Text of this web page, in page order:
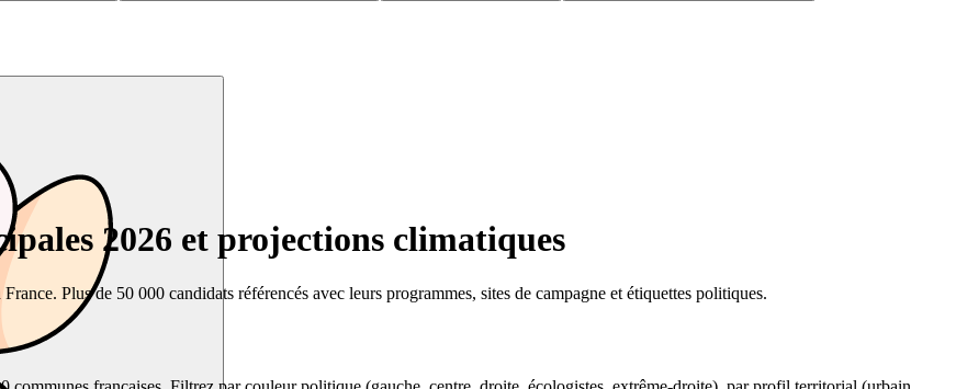
2026 et projections climatiques
Plus de 50 000 candidats référencés avec leurs programmes, sites de campagne et étiquettes politiques.